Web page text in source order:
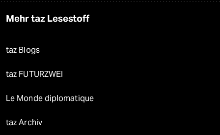
Mehr taz Lesestoff
taz Blogs
taz FUTURZWEI
Le Monde diplomatique
taz Archiv